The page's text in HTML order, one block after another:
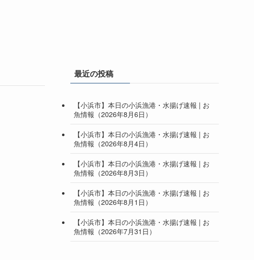
最近の投稿
【小浜市】本日の小浜漁港・水揚げ速報 | お
魚情報（2026年8月6日）
【小浜市】本日の小浜漁港・水揚げ速報 | お
魚情報（2026年8月4日）
【小浜市】本日の小浜漁港・水揚げ速報 | お
魚情報（2026年8月3日）
【小浜市】本日の小浜漁港・水揚げ速報 | お
魚情報（2026年8月1日）
【小浜市】本日の小浜漁港・水揚げ速報 | お
魚情報（2026年7月31日）